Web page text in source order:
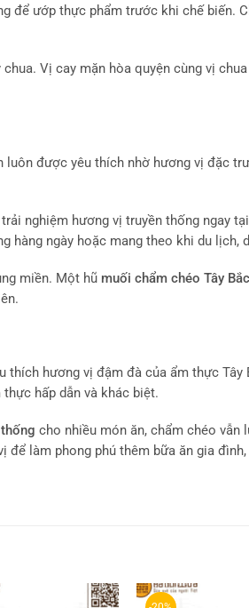
để ướp thực phẩm trước khi chế biến.
Vị cay mặn hòa quyện cùng vị
luôn được yêu thích nhờ hương vị đặc
nghiệm hương vị truyền thống ngay
hàng ngày hoặc mang theo khi du lịch,
miền. Một hũ muối chẩm chéo Tây Bắc
thích hương vị đậm đà của ẩm thực Tây
hấp dẫn và khác biệt.
cho nhiều món ăn, chẩm chéo vẫn
để làm phong phú thêm bữa ăn gia